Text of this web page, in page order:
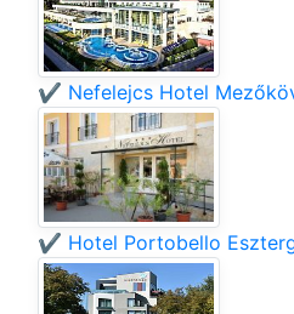
✔️ Nefelejcs Hotel
✔️ Hotel Portobello